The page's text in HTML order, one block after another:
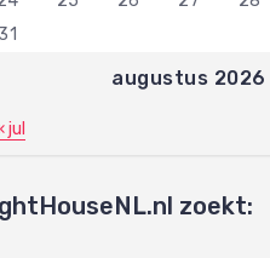
augustus 2026
31
jul
zoekt: